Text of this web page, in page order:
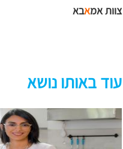
צוות אמאבא
עוד באותו נושא